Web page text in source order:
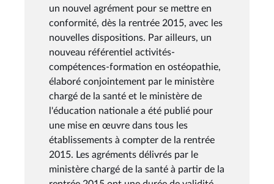
un nouvel agrément pour se mettre en
conformité, dès la rentrée 2015, avec les
nouvelles dispositions. Par ailleurs, un
nouveau référentiel activités-
compétences-formation en ostéopathie,
élaboré conjointement par le ministère
chargé de la santé et le ministère de
l'éducation nationale a été publié pour
une mise en œuvre dans tous les
établissements à compter de la rentrée
2015. Les agréments délivrés par le
ministère chargé de la santé à partir de la